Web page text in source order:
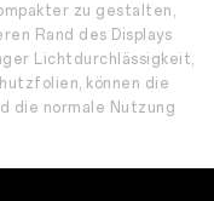
zu gestalten,
Rand des Displays
Lichtdurchlässigkeit,
können die
die normale Nutzung